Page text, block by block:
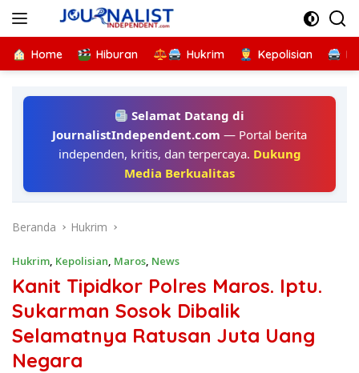
Home Hiburan Hukrim Kepolisian
Selamat Datang di
JournalistIndependent.com — Portal berita
independen, kritis, dan terpercaya. Dukung
Media Berkualitas
Beranda Hukrim
Hukrim, Kepolisian, Maros, News
Kanit Tipidkor Polres Maros. Iptu.
Sukarman Sosok Dibalik
Selamatnya Ratusan Juta Uang
Negara